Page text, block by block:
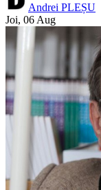
Andrei PLEȘU
Joi, 06 Aug